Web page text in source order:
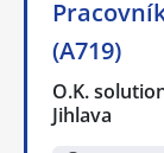
(A719)
O.K.
Jihlava